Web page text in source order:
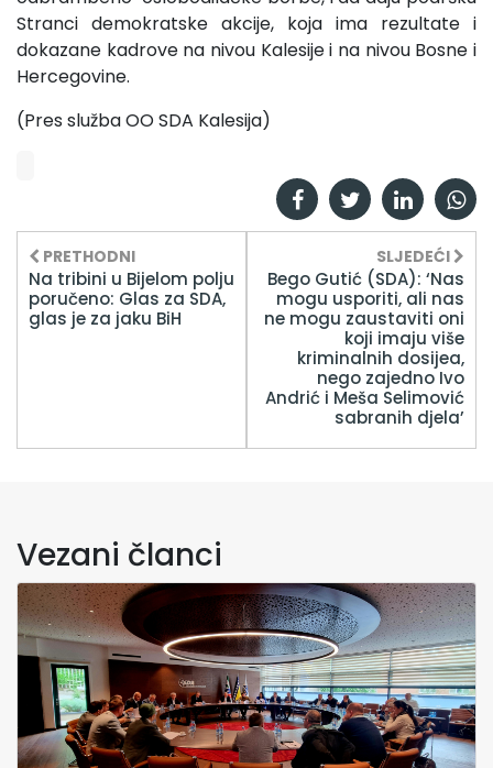
Stranci demokratske akcije, koja ima rezultate i
dokazane kadrove na nivou Kalesije i na nivou Bosne i
Hercegovine.
(Pres služba OO SDA Kalesija)
PRETHODNI
Na tribini u Bijelom polju
poručeno: Glas za SDA,
glas je za jaku BiH
SLJEDEĆI
Bego Gutić (SDA): ‘Nas
mogu usporiti, ali nas
ne mogu zaustaviti oni
koji imaju više
kriminalnih dosijea,
nego zajedno Ivo
Andrić i Meša Selimović
sabranih djela’
Vezani članci